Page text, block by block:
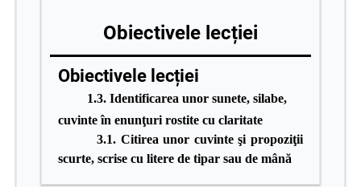
Obiectivele lecției
Obiectivele lecției
1.3. Identificarea unor sunete, silabe,
cuvinte în enunţuri rostite cu claritate
3.1. Citirea unor cuvinte şi propoziţii
scurte, scrise cu litere de tipar sau de mână